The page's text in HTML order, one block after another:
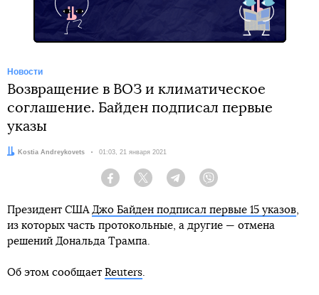
Новости
Возвращение в ВОЗ и климатическое
соглашение. Байден подписал первые
указы
Автор:Kostia Andreykovets Дата:
01:03, 21 января 2021
Facebook Twitter Telegram
Президент США Джо Байден подписал первые 15 указов,
из которых часть протокольные, а другие — отмена
решений Дональда Трампа.
Об этом сообщает Reuters.